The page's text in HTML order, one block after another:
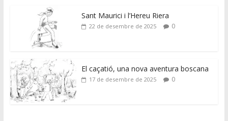
Sant Maurici i l’Hereu Riera
22 de desembre de 2025 0
El caçatió, una nova aventura boscana
17 de desembre de 2025 0